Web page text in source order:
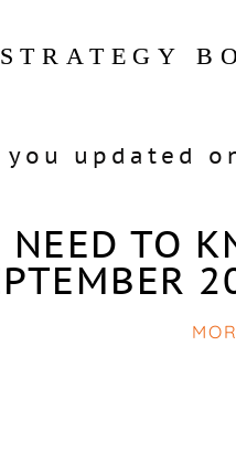
STRATEGY
updated
NEED TO